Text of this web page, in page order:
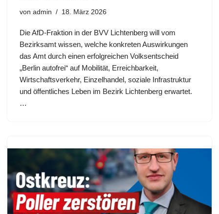
von admin 18. März 2026
Die AfD-Fraktion in der BVV Lichtenberg will vom
Bezirksamt wissen, welche konkreten Auswirkungen
das Amt durch einen erfolgreichen Volksentscheid
„Berlin autofrei“ auf Mobilität, Erreichbarkeit,
Wirtschaftsverkehr, Einzelhandel, soziale Infrastruktur
und öffentliches Leben im Bezirk Lichtenberg erwartet.
…